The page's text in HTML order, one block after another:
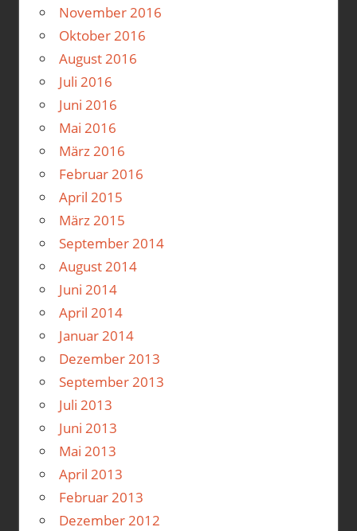
November 2016
Oktober 2016
August 2016
Juli 2016
Juni 2016
Mai 2016
März 2016
Februar 2016
April 2015
März 2015
September 2014
August 2014
Juni 2014
April 2014
Januar 2014
Dezember 2013
September 2013
Juli 2013
Juni 2013
Mai 2013
April 2013
Februar 2013
Dezember 2012